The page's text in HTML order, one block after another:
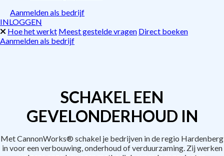
Aanmelden als bedrijf
INLOGGEN
Hoe het werkt Meest gestelde vragen Direct boeken
Aanmelden als bedrijf
SCHAKEL EEN
GEVELONDERHOUD IN
Met CannonWorks® schakel je bedrijven in de regio Hardenberg
in voor een verbouwing, onderhoud of verduurzaming. Zij werken